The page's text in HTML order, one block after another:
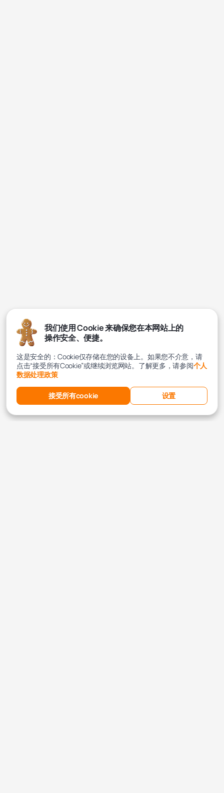
我们使用 Cookie 来确保您在本网站上的
操作安全、便捷。
这是安全的：Cookie仅存储在您的设备上。如果您不介意，请
点击“接受所有Cookie”或继续浏览网站。了解更多，请参阅个人
数据处理政策
接受所有cookie 设置